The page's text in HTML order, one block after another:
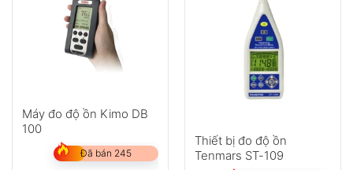
Máy đo độ ồn Kimo DB
100
Đã bán 245
Thiết bị đo độ ồn
Tenmars ST-109